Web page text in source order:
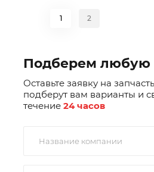
1 2
Подберем любую
Оставьте заявку на
подберут вам варианты и
течение 24 часов